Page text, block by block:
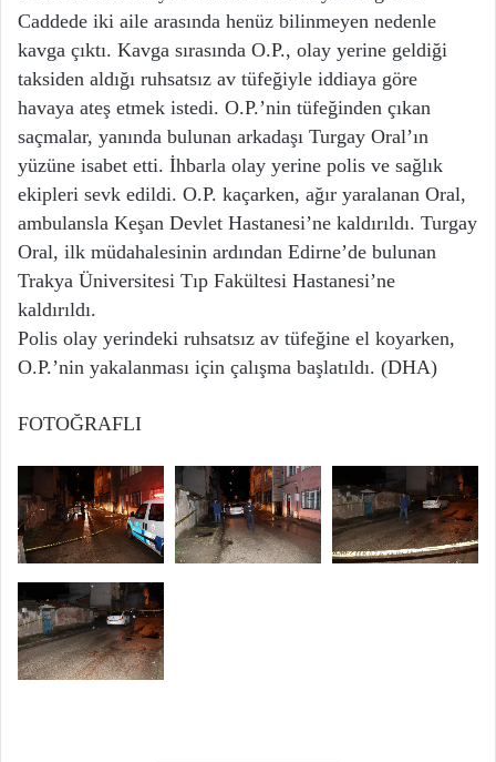
Caddede iki aile arasında henüz bilinmeyen nedenle
kavga çıktı. Kavga sırasında O.P., olay yerine geldiği
taksiden aldığı ruhsatsız av tüfeğiyle iddiaya göre
havaya ateş etmek istedi. O.P.’nin tüfeğinden çıkan
saçmalar, yanında bulunan arkadaşı Turgay Oral’ın
yüzüne isabet etti. İhbarla olay yerine polis ve sağlık
ekipleri sevk edildi. O.P. kaçarken, ağır yaralanan Oral,
ambulansla Keşan Devlet Hastanesi’ne kaldırıldı. Turgay
Oral, ilk müdahalesinin ardından Edirne’de bulunan
Trakya Üniversitesi Tıp Fakültesi Hastanesi’ne
kaldırıldı.
Polis olay yerindeki ruhsatsız av tüfeğine el koyarken,
O.P.’nin yakalanması için çalışma başlatıldı. (DHA)
FOTOĞRAFLI